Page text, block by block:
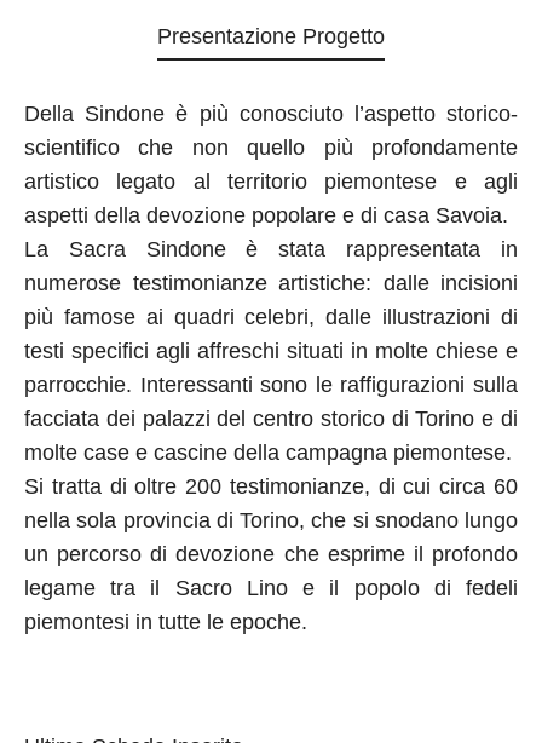
Presentazione Progetto
Della Sindone è più conosciuto l’aspetto storico-
scientifico che non quello più profondamente
artistico legato al territorio piemontese e agli
aspetti della devozione popolare e di casa Savoia.
La Sacra Sindone è stata rappresentata in
numerose testimonianze artistiche: dalle incisioni
più famose ai quadri celebri, dalle illustrazioni di
testi specifici agli affreschi situati in molte chiese e
parrocchie. Interessanti sono le raffigurazioni sulla
facciata dei palazzi del centro storico di Torino e di
molte case e cascine della campagna piemontese.
Si tratta di oltre 200 testimonianze, di cui circa 60
nella sola provincia di Torino, che si snodano lungo
un percorso di devozione che esprime il profondo
legame tra il Sacro Lino e il popolo di fedeli
piemontesi in tutte le epoche.